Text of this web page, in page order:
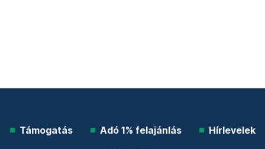
Támogatás Adó 1% felajánlás Hírlevelek